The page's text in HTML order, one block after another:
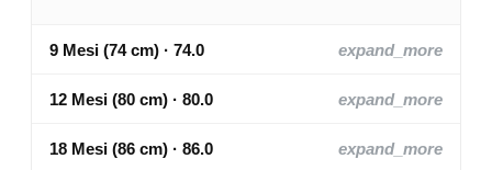
9 Mesi (74 cm) · 74.0 expand_more
12 Mesi (80 cm) · 80.0 expand_more
18 Mesi (86 cm) · 86.0 expand_more